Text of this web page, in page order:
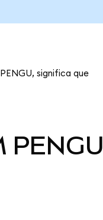
significa que
PENGU